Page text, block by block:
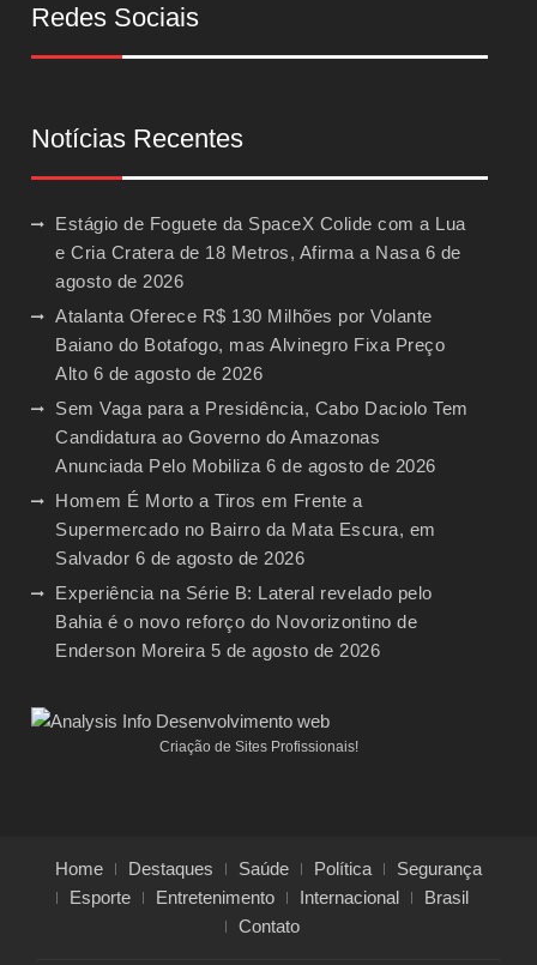
Redes Sociais
Notícias Recentes
Estágio de Foguete da SpaceX Colide com a Lua
e Cria Cratera de 18 Metros, Afirma a Nasa 6 de
agosto de 2026
Atalanta Oferece R$ 130 Milhões por Volante
Baiano do Botafogo, mas Alvinegro Fixa Preço
Alto 6 de agosto de 2026
Sem Vaga para a Presidência, Cabo Daciolo Tem
Candidatura ao Governo do Amazonas
Anunciada Pelo Mobiliza 6 de agosto de 2026
Homem É Morto a Tiros em Frente a
Supermercado no Bairro da Mata Escura, em
Salvador 6 de agosto de 2026
Experiência na Série B: Lateral revelado pelo
Bahia é o novo reforço do Novorizontino de
Enderson Moreira 5 de agosto de 2026
Criação de Sites Profissionais!
Home Destaques Saúde Política
Segurança
Esporte
Entretenimento Internacional
Brasil
Contato